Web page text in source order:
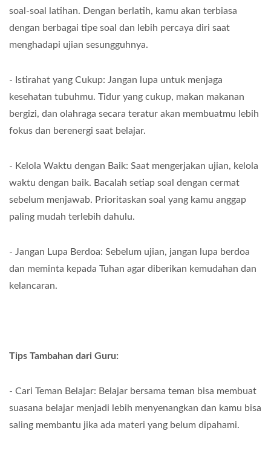
soal-soal latihan. Dengan berlatih, kamu akan terbiasa
dengan berbagai tipe soal dan lebih percaya diri saat
menghadapi ujian sesungguhnya.
- Istirahat yang Cukup: Jangan lupa untuk menjaga
kesehatan tubuhmu. Tidur yang cukup, makan makanan
bergizi, dan olahraga secara teratur akan membuatmu lebih
fokus dan berenergi saat belajar.
- Kelola Waktu dengan Baik: Saat mengerjakan ujian, kelola
waktu dengan baik. Bacalah setiap soal dengan cermat
sebelum menjawab. Prioritaskan soal yang kamu anggap
paling mudah terlebih dahulu.
- Jangan Lupa Berdoa: Sebelum ujian, jangan lupa berdoa
dan meminta kepada Tuhan agar diberikan kemudahan dan
kelancaran.
Tips Tambahan dari Guru:
- Cari Teman Belajar: Belajar bersama teman bisa membuat
suasana belajar menjadi lebih menyenangkan dan kamu bisa
saling membantu jika ada materi yang belum dipahami.